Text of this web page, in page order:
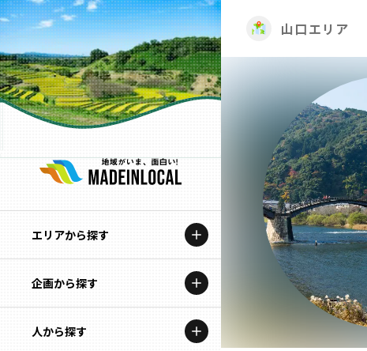
エリアから探す
北海道
青森
企画から探す
特集コンテンツ
人から探す
山口エリア